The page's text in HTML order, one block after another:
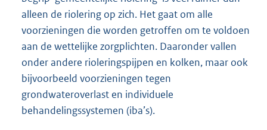
alleen de riolering op zich. Het gaat om alle
voorzieningen die worden getroffen om te voldoen
aan de wettelijke zorgplichten. Daaronder vallen
onder andere rioleringspijpen en kolken, maar ook
bijvoorbeeld voorzieningen tegen
grondwateroverlast en individuele
behandelingssystemen (iba’s).